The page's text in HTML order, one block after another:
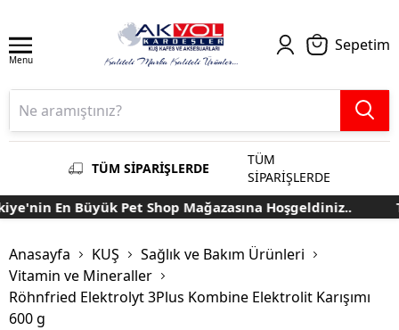
Menu
Sepetim
TÜM SİPARİŞLERDE
TÜM
SİPARİŞLERDE
En Büyük Pet Shop Mağazasına Hoşgeldiniz..
Anasayfa KUŞ
Sağlık ve Bakım Ürünleri
Vitamin ve Mineraller
Röhnfried Elektrolyt 3Plus Kombine Elektrolit Karışımı
600 g